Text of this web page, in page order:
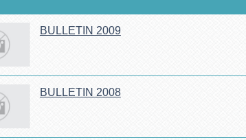
BULLETIN 2009
BULLETIN 2008